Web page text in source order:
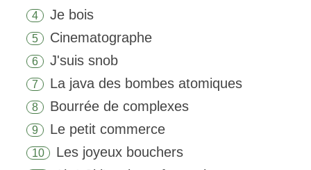
4 Je bois
5 Cinematographe
6 J'suis snob
7 La java des bombes atomiques
8 Bourrée de complexes
9 Le petit commerce
10 Les joyeux bouchers